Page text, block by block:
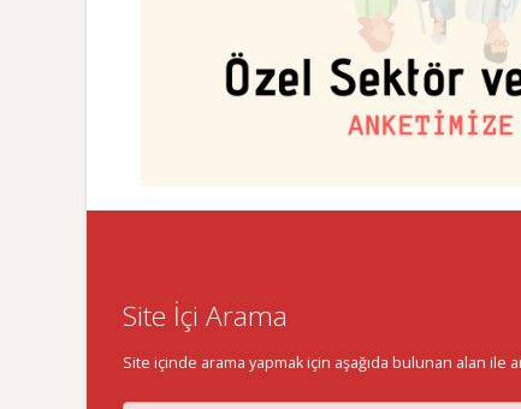
Site İçi Arama
Site içinde arama yapmak için aşağıda bulunan alan